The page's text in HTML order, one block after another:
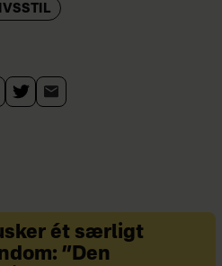
ét særligt
”Den